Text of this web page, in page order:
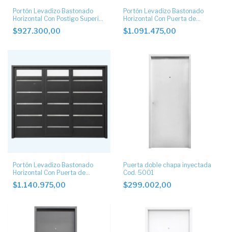
Portón Levadizo Bastonado
Horizontal Con Postigo Superior
y Apliques de Acero Inoxidable
$927.300,00
Portón Levadizo Bastonado
Horizontal Con Puerta de
Escape central y Postigos
Superiores
$1.091.475,00
Portón Levadizo Bastonado
Horizontal Con Puerta de
Escape central, Postigos
Superiores y Apliques de Acero
$1.140.975,00
Puerta doble chapa inyectada
Cod. 5001
$299.002,00